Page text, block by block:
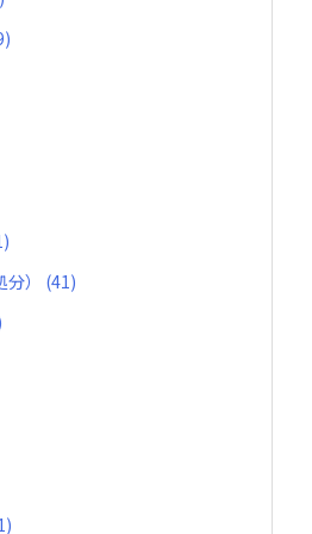
） (41)